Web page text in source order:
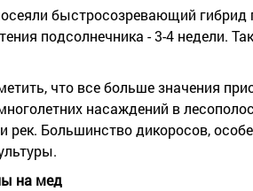
быстросозревающий гибрид
подсолнечника - 3-4 недели.
что все больше значения
насаждений в
рек. Большинство дикоросов,
на мед